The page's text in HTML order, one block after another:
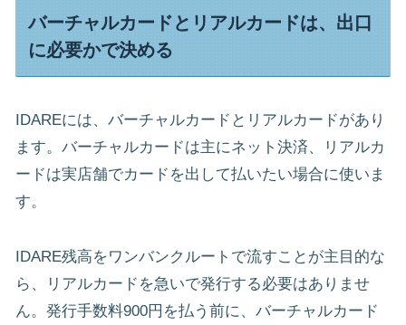
バーチャルカードとリアルカードは、出口
に必要かで決める
IDAREには、バーチャルカードとリアルカードがあり
ます。バーチャルカードは主にネット決済、リアルカ
ードは実店舗でカードを出して払いたい場合に使いま
す。
IDARE残高をワンバンクルートで流すことが主目的な
ら、リアルカードを急いで発行する必要はありませ
ん。発行手数料900円を払う前に、バーチャルカード